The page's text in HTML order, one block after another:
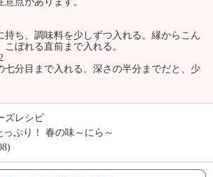
持ち、調味料を少しずつ入れる。縁からこん
ぼれる直前まで入れる。
七分目まで入れる。深さの半分までだと、少
ズレシピ
っぷり！ 春の味～にら～